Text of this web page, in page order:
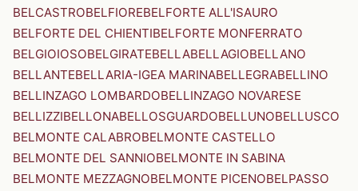
BELCASTROBELFIOREBELFORTE ALL'ISAURO
BELFORTE DEL CHIENTIBELFORTE MONFERRATO
BELGIOIOSOBELGIRATEBELLABELLAGIOBELLANO
BELLANTEBELLARIA-IGEA MARINABELLEGRABELLINO
BELLINZAGO LOMBARDOBELLINZAGO NOVARESE
BELLIZZIBELLONABELLOSGUARDOBELLUNOBELLUSCO
BELMONTE CALABROBELMONTE CASTELLO
BELMONTE DEL SANNIOBELMONTE IN SABINA
BELMONTE MEZZAGNOBELMONTE PICENOBELPASSO